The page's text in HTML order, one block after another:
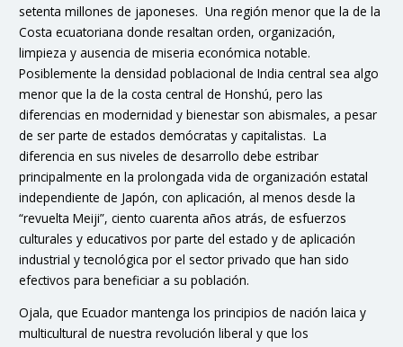
setenta millones de japoneses. Una región menor que la de la
Costa ecuatoriana donde resaltan orden, organización,
limpieza y ausencia de miseria económica notable.
Posiblemente la densidad poblacional de India central sea algo
menor que la de la costa central de Honshú, pero las
diferencias en modernidad y bienestar son abismales, a pesar
de ser parte de estados demócratas y capitalistas. La
diferencia en sus niveles de desarrollo debe estribar
principalmente en la prolongada vida de organización estatal
independiente de Japón, con aplicación, al menos desde la
“revuelta Meiji”, ciento cuarenta años atrás, de esfuerzos
culturales y educativos por parte del estado y de aplicación
industrial y tecnológica por el sector privado que han sido
efectivos para beneficiar a su población.
Ojala, que Ecuador mantenga los principios de nación laica y
multicultural de nuestra revolución liberal y que los